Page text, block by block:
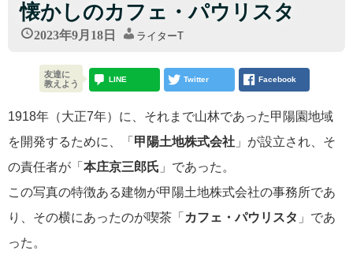
懐かしのカフェ・パウリスタ
2023年9月18日 ライターT
1918年（大正7年）に、それまで山林であった甲陽園地域
を開発するために、「 甲陽土地株式会社 」が設立され、そ
の責任者が「 本庄京三郎氏 」であった。
この写真の特徴ある建物が甲陽土地株式会社の事務所であ
り、その横にあったのが喫茶「 カフェ・パウリスタ 」であ
った。
友達に
教えよう
LINE Twitter Facebook